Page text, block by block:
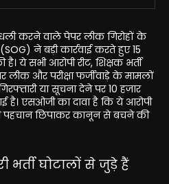
करने वाले पेपर लीक गिरोहों के
ने बड़ी कार्रवाई करते हुए 15
ये सभी आरोपी रीट, शिक्षक भर्ती
लीक और परीक्षा फर्जीवाड़े के मामलों
या सूचना देने पर 10 हजार
एसओजी का दावा है कि ये आरोपी
छिपाकर कानून से बचने की
भर्ती घोटालों से जुड़े हैं